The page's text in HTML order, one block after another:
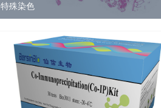
特殊染色